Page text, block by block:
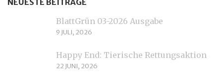
BlattGrün 03-2026 Ausgabe
9 JULI, 2026
Happy End: Tierische Rettungsaktion
22 JUNI, 2026